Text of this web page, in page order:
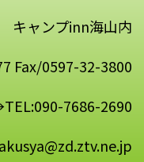
キャンプinn海山内
Fax/0597-32-3800
7686-2690